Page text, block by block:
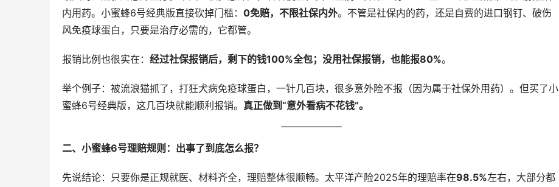
内用药。小蜜蜂6号经典版直接砍掉门槛： 0免赔，不限社保内外。不管是社保内的药，还是自费的进口钢钉、破伤
风免疫球蛋白，只要是治疗必需的，它都管。
报销比例也很实在： 经过社保报销后，剩下的钱100%全包；没用社保报销，也能报80%。
举个例子：被流浪猫抓了，打狂犬病免疫球蛋白，一针几百块，很多意外险不报（因为属于社保外用药）。但买了小
蜜蜂6号经典版，这几百块就能顺利报销。 真正做到“意外看病不花钱”。
二、小蜜蜂6号理赔规则：出事了到底怎么报？
先说结论：只要你是正规就医、材料齐全，理赔整体很顺畅。太平洋产险2025年的理赔率在98.5%左右，大部分都